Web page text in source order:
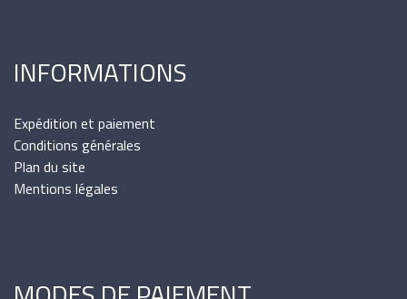
INFORMATIONS
Expédition et paiement
Conditions générales
Plan du site
Mentions légales